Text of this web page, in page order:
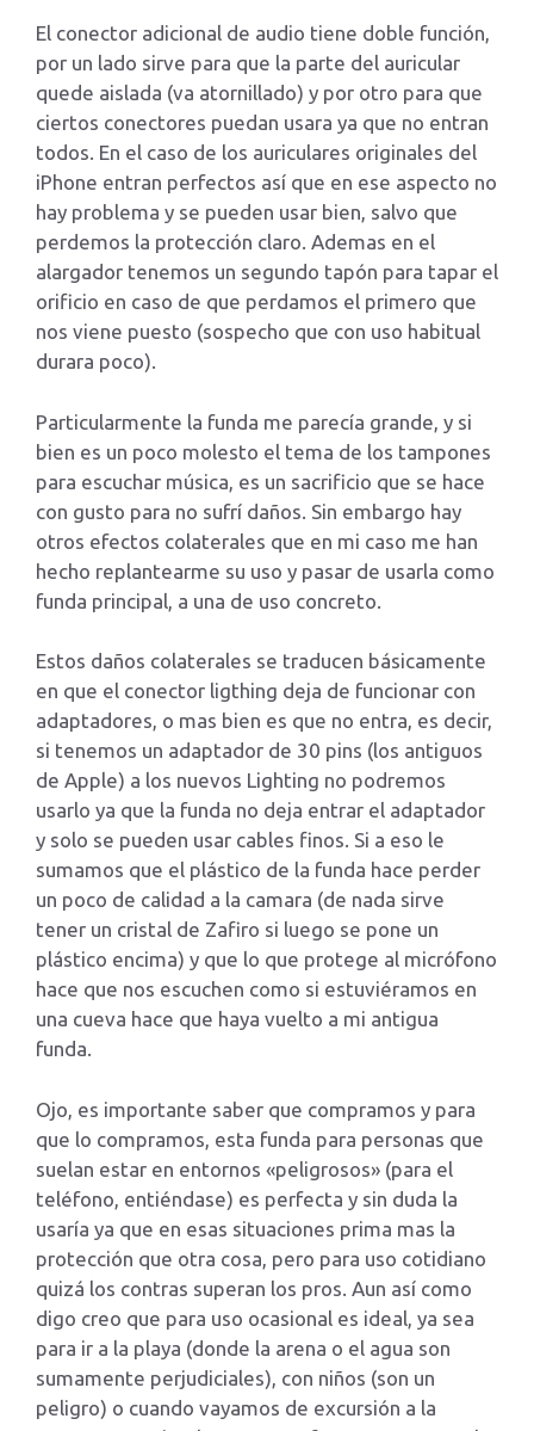
El conector adicional de audio tiene doble función,
por un lado sirve para que la parte del auricular
quede aislada (va atornillado) y por otro para que
ciertos conectores puedan usara ya que no entran
todos. En el caso de los auriculares originales del
iPhone entran perfectos así que en ese aspecto no
hay problema y se pueden usar bien, salvo que
perdemos la protección claro. Ademas en el
alargador tenemos un segundo tapón para tapar el
orificio en caso de que perdamos el primero que
nos viene puesto (sospecho que con uso habitual
durara poco).
Particularmente la funda me parecía grande, y si
bien es un poco molesto el tema de los tampones
para escuchar música, es un sacrificio que se hace
con gusto para no sufrí daños. Sin embargo hay
otros efectos colaterales que en mi caso me han
hecho replantearme su uso y pasar de usarla como
funda principal, a una de uso concreto.
Estos daños colaterales se traducen básicamente
en que el conector ligthing deja de funcionar con
adaptadores, o mas bien es que no entra, es decir,
si tenemos un adaptador de 30 pins (los antiguos
de Apple) a los nuevos Lighting no podremos
usarlo ya que la funda no deja entrar el adaptador
y solo se pueden usar cables finos. Si a eso le
sumamos que el plástico de la funda hace perder
un poco de calidad a la camara (de nada sirve
tener un cristal de Zafiro si luego se pone un
plástico encima) y que lo que protege al micrófono
hace que nos escuchen como si estuviéramos en
una cueva hace que haya vuelto a mi antigua
funda.
Ojo, es importante saber que compramos y para
que lo compramos, esta funda para personas que
suelan estar en entornos «peligrosos» (para el
teléfono, entiéndase) es perfecta y sin duda la
usaría ya que en esas situaciones prima mas la
protección que otra cosa, pero para uso cotidiano
quizá los contras superan los pros. Aun así como
digo creo que para uso ocasional es ideal, ya sea
para ir a la playa (donde la arena o el agua son
sumamente perjudiciales), con niños (son un
peligro) o cuando vayamos de excursión a la